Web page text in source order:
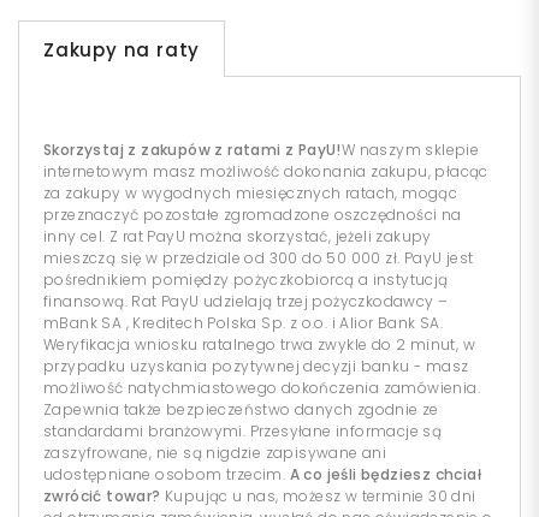
Zakupy na raty
Skorzystaj z zakupów z ratami z PayU!W naszym sklepie
internetowym masz możliwość dokonania zakupu, płacąc
za zakupy w wygodnych miesięcznych ratach, mogąc
przeznaczyć pozostałe zgromadzone oszczędności na
inny cel. Z rat PayU można skorzystać, jeżeli zakupy
mieszczą się w przedziale od 300 do 50 000 zł. PayU jest
pośrednikiem pomiędzy pożyczkobiorcą a instytucją
finansową. Rat PayU udzielają trzej pożyczkodawcy –
mBank SA , Kreditech Polska Sp. z o.o. i Alior Bank SA.
Weryfikacja wniosku ratalnego trwa zwykle do 2 minut, w
przypadku uzyskania pozytywnej decyzji banku - masz
możliwość natychmiastowego dokończenia zamówienia.
Zapewnia także bezpieczeństwo danych zgodnie ze
standardami branżowymi. Przesyłane informacje są
zaszyfrowane, nie są nigdzie zapisywane ani
udostępniane osobom trzecim. A co jeśli będziesz chciał
zwrócić towar? Kupując u nas, możesz w terminie 30 dni